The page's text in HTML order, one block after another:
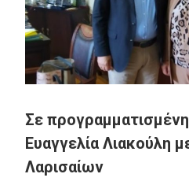
Σε
Ευαγγελία Λιακούλη
Λαρισαίων